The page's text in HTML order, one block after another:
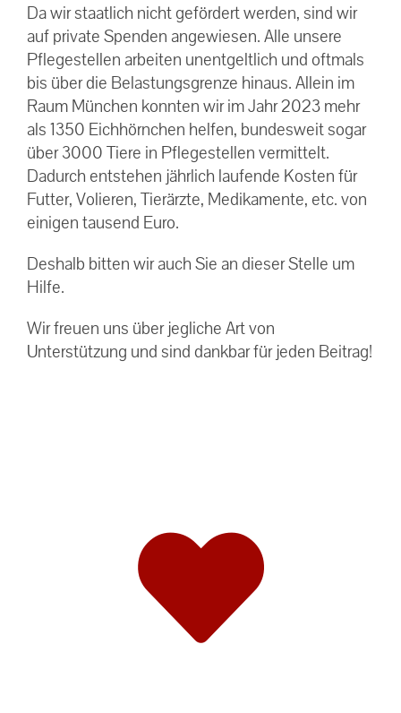
Da wir staatlich nicht gefördert werden, sind wir
auf private Spenden angewiesen. Alle unsere
Pflegestellen arbeiten unentgeltlich und oftmals
bis über die Belastungsgrenze hinaus. Allein im
Raum München konnten wir im Jahr 2023 mehr
als 1350 Eichhörnchen helfen, bundesweit sogar
über 3000 Tiere in Pflegestellen vermittelt.
Dadurch entstehen jährlich laufende Kosten für
Futter, Volieren, Tierärzte, Medikamente, etc. von
einigen tausend Euro.
Deshalb bitten wir auch Sie an dieser Stelle um
Hilfe.
Wir freuen uns über jegliche Art von
Unterstützung und sind dankbar für jeden Beitrag!